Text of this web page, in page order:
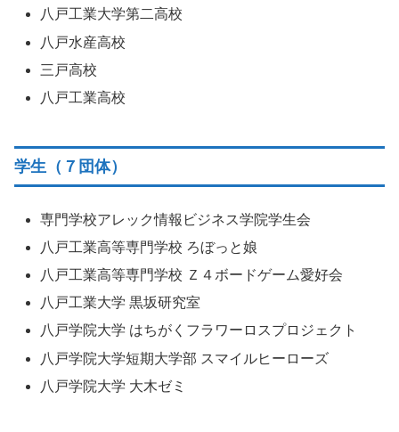
八戸工業大学第二高校
八戸水産高校
三戸高校
八戸工業高校
学生（７団体）
専門学校アレック情報ビジネス学院学生会
八戸工業高等専門学校 ろぼっと娘
八戸工業高等専門学校 Ｚ４ボードゲーム愛好会
八戸工業大学 黒坂研究室
八戸学院大学 はちがくフラワーロスプロジェクト
八戸学院大学短期大学部 スマイルヒーローズ
八戸学院大学 大木ゼミ